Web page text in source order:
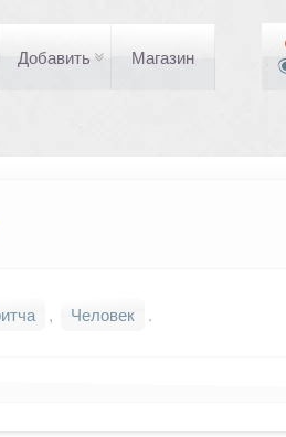
Добавить Магазин
, Человек .